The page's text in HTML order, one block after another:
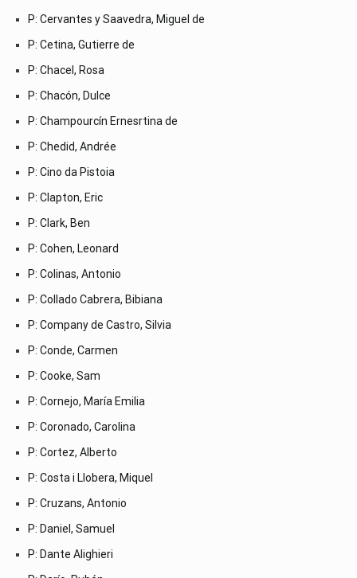
P: Cervantes y Saavedra, Miguel de
P: Cetina, Gutierre de
P: Chacel, Rosa
P: Chacón, Dulce
P: Champourcín Ernesrtina de
P: Chedid, Andrée
P: Cino da Pistoia
P: Clapton, Eric
P: Clark, Ben
P: Cohen, Leonard
P: Colinas, Antonio
P: Collado Cabrera, Bibiana
P: Company de Castro, Silvia
P: Conde, Carmen
P: Cooke, Sam
P: Cornejo, María Emilia
P: Coronado, Carolina
P: Cortez, Alberto
P: Costa i Llobera, Miquel
P: Cruzans, Antonio
P: Daniel, Samuel
P: Dante Alighieri